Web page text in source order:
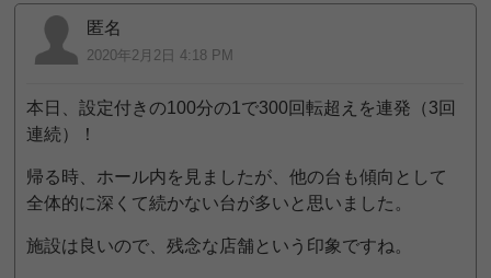
匿名
2020年2月2日 4:18 PM
本日、設定付きの100分の1で300回転超えを連発（3回
連続）！
帰る時、ホール内を見ましたが、他の台も傾向として
全体的に深くて続かない台が多いと思いました。
施設は良いので、残念な店舗という印象ですね。